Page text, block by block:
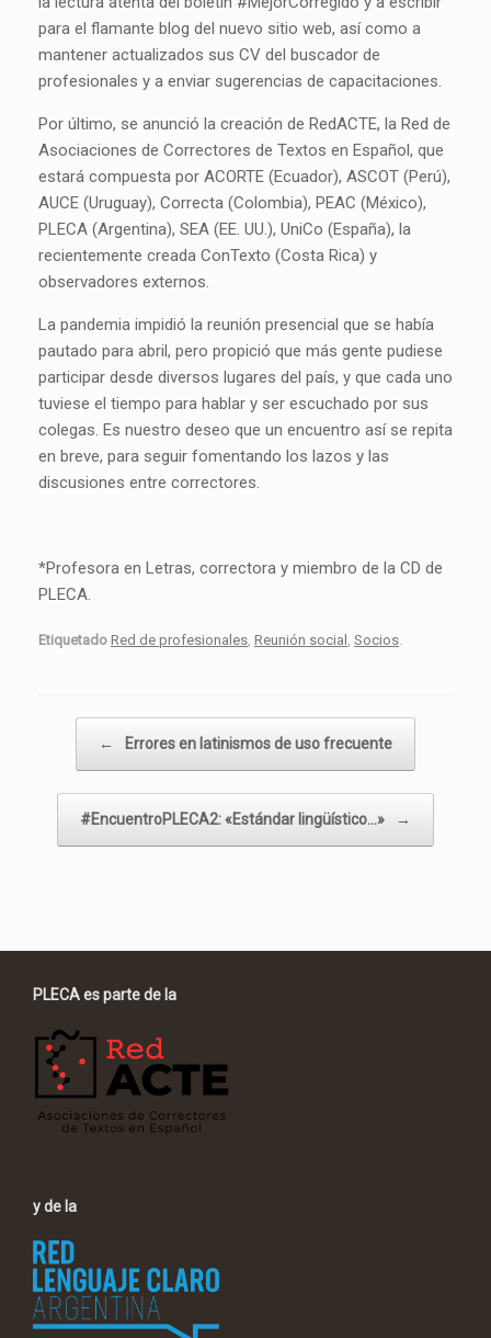
para el flamante blog del nuevo sitio web, así como a
mantener actualizados sus CV del buscador de
profesionales y a enviar sugerencias de capacitaciones.
Por último, se anunció la creación de RedACTE, la Red de
Asociaciones de Correctores de Textos en Español, que
estará compuesta por ACORTE (Ecuador), ASCOT (Perú),
AUCE (Uruguay), Correcta (Colombia), PEAC (México),
PLECA (Argentina), SEA (EE. UU.), UniCo (España), la
recientemente creada ConTexto (Costa Rica) y
observadores externos.
La pandemia impidió la reunión presencial que se había
pautado para abril, pero propició que más gente pudiese
participar desde diversos lugares del país, y que cada uno
tuviese el tiempo para hablar y ser escuchado por sus
colegas. Es nuestro deseo que un encuentro así se repita
en breve, para seguir fomentando los lazos y las
discusiones entre correctores.
*Profesora en Letras, correctora y miembro de la CD de
PLECA.
Etiquetado Red de profesionales Reunión social Socios
← Errores en latinismos de uso frecuente
#EncuentroPLECA2: «Estándar lingüístico…» →
PLECA es parte de la
y de la